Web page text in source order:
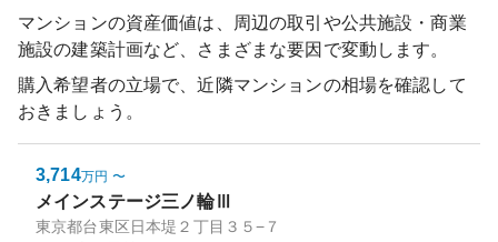
マンションの資産価値は、周辺の取引や公共施設・商業
施設の建築計画など、さまざまな要因で変動します。
購入希望者の立場で、近隣マンションの相場を確認して
おきましょう。
3,714万円 〜
メインステージ三ノ輪Ⅲ
東京都台東区日本堤２丁目３５−７